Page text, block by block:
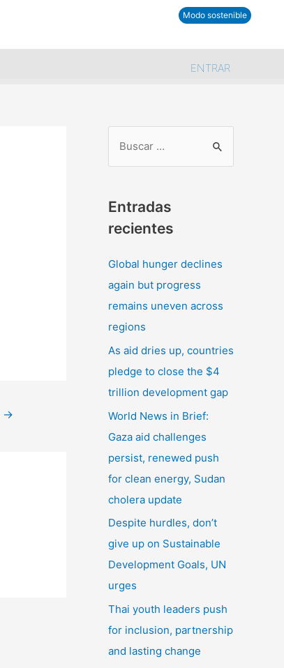
Modo sostenible
ENTRAR
→
u
c
a
Entradas
recientes
Global hunger declines
again but progress
remains uneven across
regions
As aid dries up, countries
pledge to close the $4
trillion development gap
World News in Brief:
Gaza aid challenges
persist, renewed push
for clean energy, Sudan
cholera update
Despite hurdles, don’t
give up on Sustainable
Development Goals, UN
urges
Thai youth leaders push
for inclusion, partnership
and lasting change